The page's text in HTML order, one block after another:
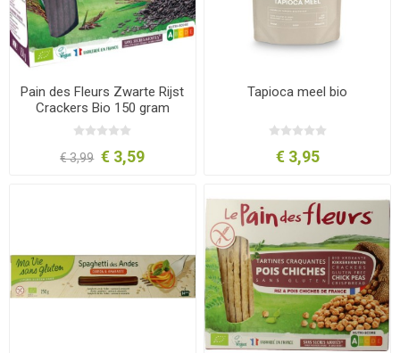
Pain des Fleurs Zwarte Rijst
Crackers Bio 150 gram
€ 3,99 € 3,59
Tapioca meel bio
€ 3,95